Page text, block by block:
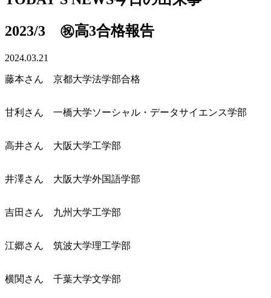
2023/3 ㊗高3合格報告
2024.03.21
藤本さん 京都大学法学部合格
甘利さん 一橋大学ソーシャル・データサイエンス学部
高井さん 大阪大学工学部
井澤さん 大阪大学外国語学部
吉田さん 九州大学工学部
江郷さん 筑波大学理工学部
横関さん 千葉大学文学部